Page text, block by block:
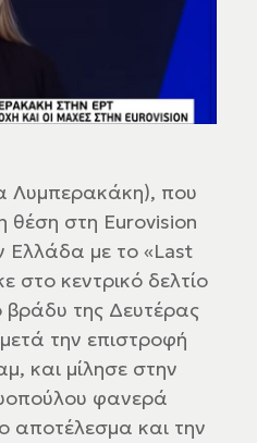
Λυμπερακάκη), που
θέση στη Eurovision
με το «Last
στο κεντρικό δελτίο
βράδυ της Δευτέρας
την επιστροφή
και μίλησε στην
φανερά
αποτέλεσμα και την